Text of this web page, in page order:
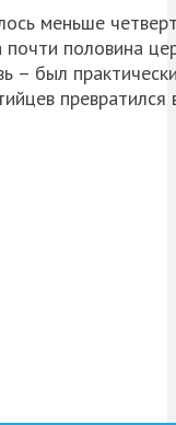
меньше
половина
– был